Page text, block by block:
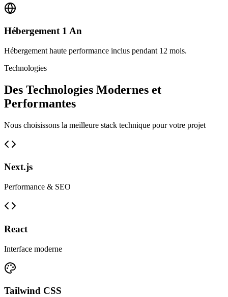
Hébergement 1 An
Hébergement haute performance inclus pendant 12 mois.
Technologies
Des Technologies Modernes et
Performantes
Nous choisissons la meilleure stack technique pour votre projet
Next.js
Performance & SEO
React
Interface moderne
Tailwind CSS